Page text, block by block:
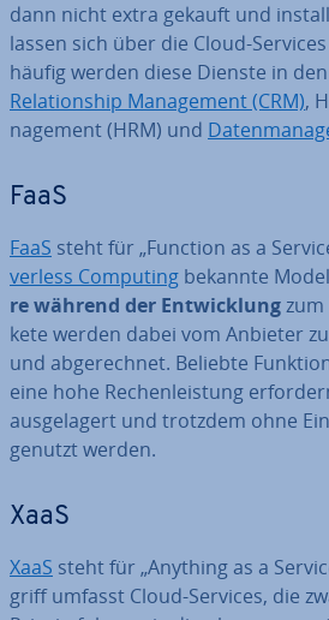
dann nicht extra gekauft und
lassen sich über die Cloud-
häufig werden diese Dienste in
Re­la­ti­onship Ma­nage­ment (CRM),
nage­ment (HRM) und
FaaS
FaaS steht für „Function as a
ver­less Computing bekannte
re während der Ent­wick­lung
ke­te werden dabei vom Anbieter
und ab­ge­rech­net. Beliebte
eine hohe Re­chen­leis­tung
aus­ge­la­gert und trotzdem ohne
genutzt werden.
XaaS
XaaS steht für „Anything as a
griff umfasst Cloud-Services, die